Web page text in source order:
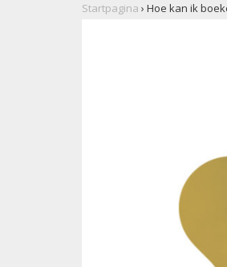
Startpagina › Hoe kan ik